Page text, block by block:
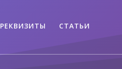
РЕКВИЗИТЫ СТАТЬИ